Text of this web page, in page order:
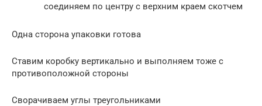
соединяем по центру с верхним краем скотчем
Одна сторона упаковки готова
Ставим коробку вертикально и выполняем тоже с
противоположной стороны
Сворачиваем углы треугольниками